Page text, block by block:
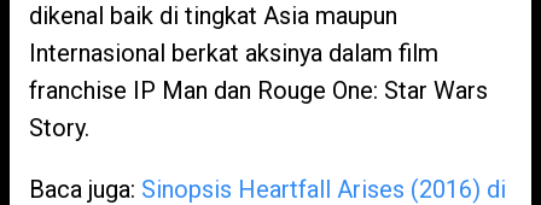
dikenal baik di tingkat Asia maupun
Internasional berkat aksinya dalam film
franchise IP Man dan Rouge One: Star Wars
Story.
Baca juga: Sinopsis Heartfall Arises (2016) di